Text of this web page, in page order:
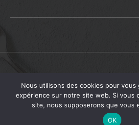
Copyright © 2026 Girls On
Contact À Propos De Nous
Nous utilisons des cookies pour vous
expérience sur notre site web. Si vous
site, nous supposerons que vous
OK